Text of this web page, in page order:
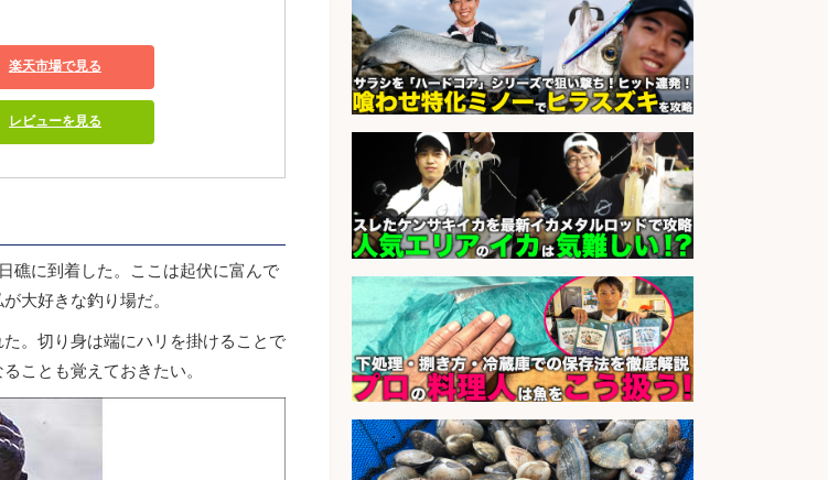
楽天市場で見る
レビューを見る
礁に到着した。ここは起伏に富んで
大好きな釣り場だ。
。切り身は端にハリを掛けることで
ことも覚えておきたい。
会社名 株式会社ホットスタッフ五日市
sponsored by 求人ボックス
精肉・青果・鮮魚販売/「志布志
市」お魚のカットや商品の陳列スタ
ッフ/志布志市/「時給1,150円〜」/
未経験歓迎×残業少なめ×車通勤OK/
鹿児島県
sponsored by 求人ボックス
「魚の養殖に関するプロジェクト 」
試験実験業務/総合メーカーでのお
会社名
株式会社スタッフサービス エン
ジニアガイド